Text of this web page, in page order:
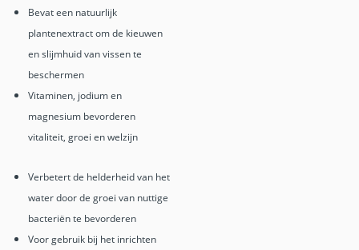
Bevat een natuurlijk
plantenextract om de kieuwen
en slijmhuid van vissen te
beschermen
Vitaminen, jodium en
magnesium bevorderen
vitaliteit, groei en welzijn
Verbetert de helderheid van het
water door de groei van nuttige
bacteriën te bevorderen
Voor gebruik bij het inrichten